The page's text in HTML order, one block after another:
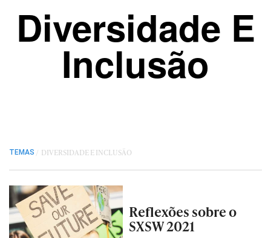
Diversidade E
Inclusão
TEMAS / DIVERSIDADE E INCLUSÃO
Reflexões sobre o
SXSW 2021